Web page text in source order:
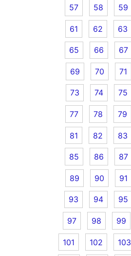
57 58 59
61 62 63
65 66 67
69 70 71
73 74 75
77 78 79
81 82 83
85 86 87
89 90 91
93 94 95
97 98 99
101 102 103